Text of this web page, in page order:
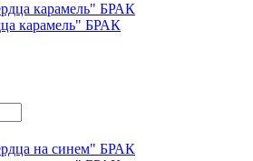
карамель" БРАК